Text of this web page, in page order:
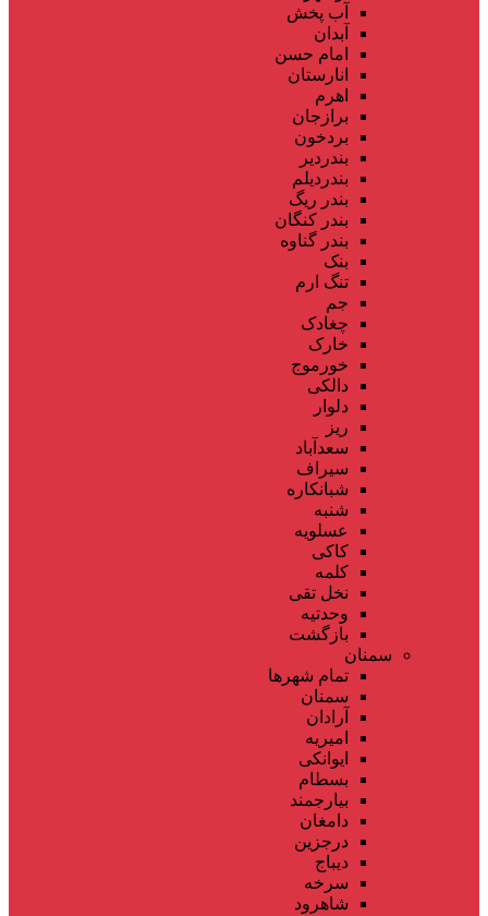
آب پخش
آبدان
امام حسن
انارستان
اهرم
برازجان
بردخون
بندردیر
بندردیلم
بندر ریگ
بندر کنگان
بندر گناوه
بنک
تنگ ارم
جم
چغادک
خارک
خورموج
دالکی
دلوار
ریز
سعدآباد
سیراف
شبانکاره
شنبه
عسلویه
کاکی
کلمه
نخل تقی
وحدتیه
بازگشت
سمنان
تمام شهر‌ها
سمنان
آرادان
امیریه
ایوانکی
بسطام
بیارجمند
دامغان
درجزین
دیباج
سرخه
شاهرود